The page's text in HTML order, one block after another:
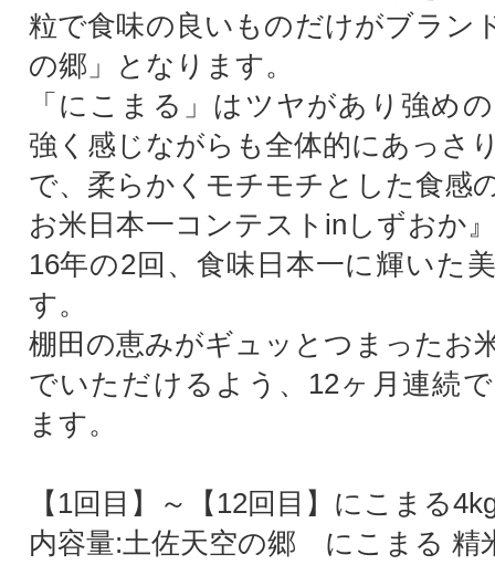
粒で食味の良いものだけがブラン
の郷」となります。
「にこまる」はツヤがあり強め
強く感じながらも全体的にあっさ
で、柔らかくモチモチとした食感
お米日本一コンテストinしずおか
16年の2回、食味日本一に輝いた
す。
棚田の恵みがギュッとつまったお
でいただけるよう、12ヶ月連続
ます。
【1回目】～【12回目】にこまる
内容量:土佐天空の郷 にこまる 精